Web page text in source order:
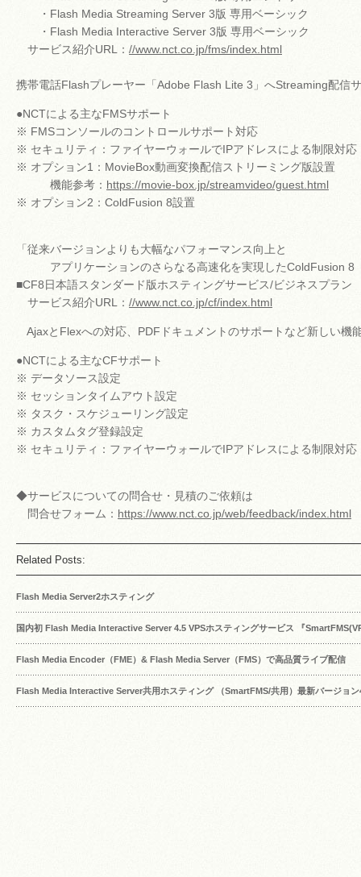
・Flash Media Streaming Server 3版 専用ベーシック
・Flash Media Interactive Server 3版 専用ベーシック
サービス紹介URL： //www.nct.co.jp/fms/index.html
携帯電話Flashプレーヤー「Adobe Flash Lite 3」へStreaming配信
●NCTによる主なFMSサポート
※ FMSコンソールのコントロールサポート対応
※ セキュリティ：ファイヤーウォールでIPアドレスによる制限対応
※ オプション1：MovieBox動画変換配信ストリーミング版設置
機能参考： https://movie-box.jp/streamvideo/guest.html
※ オプション2：ColdFusion 8設置
「従来バージョンよりも大幅なパフォーマンス向上と
アプリケーションのさらなる高速化を実現したColdFusion 8
■CF8日本語スタンダード版ホスティングサービス/ビジネスプラン
サービス紹介URL： //www.nct.co.jp/cf/index.html
AjaxとFlexへの対応、PDFドキュメントのサポートなど新しい機
●NCTによる主なCFサポート
※ データソース設定
※ セッションタイムアウト設定
※ タスク・スケジューリング設定
※ カスタムタグ登録設定
※ セキュリティ：ファイヤーウォールでIPアドレスによる制限対応
◆サービスについての問合せ・見積のご依頼は
問合せフォーム： https://www.nct.co.jp/web/feedback/index.html
Related Posts:
Flash Media Server2ホスティング
国内初 Flash Media Interactive Server 4.5 VPSホスティングサービス 『
Flash Media Encoder（FME）& Flash Media Server（FMS）で高品質ライブ配信
Flash Media Interactive Server共用ホスティング （SmartFMS/共用）最新バージョン